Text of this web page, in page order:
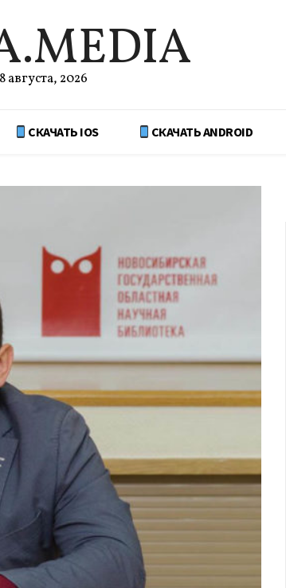
августа, 2026
СКАЧАТЬ IOS СКАЧАТЬ ANDROID